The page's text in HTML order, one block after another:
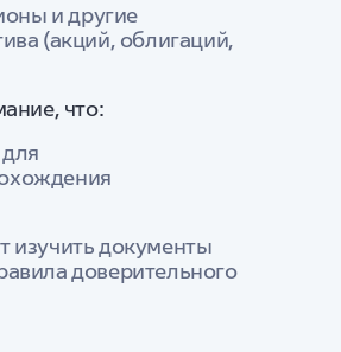
и другие
(акций, облигаций,
что:
изучить документы
доверительного